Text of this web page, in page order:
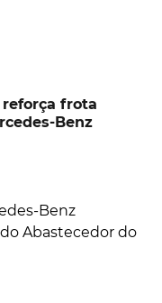
reforça frota
Benz